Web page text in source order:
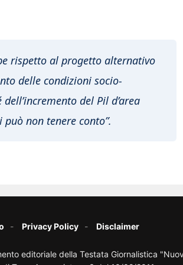
rispetto al progetto alternativo
delle condizioni socio-
del Pil d’area
non tenere conto”.
Privacy Policy Disclaimer
editoriale della Testata Giornalistica